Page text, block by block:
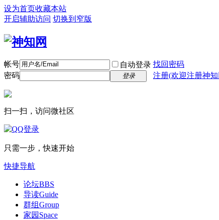
设为首页收藏本站
开启辅助访问 切换到窄版
帐号 自动登录 找回密码
密码
登录 注册(欢迎注册神
扫一扫，访问微社区
只需一步，快速开始
快捷导航
论坛BBS
导读Guide
群组Group
家园 Space